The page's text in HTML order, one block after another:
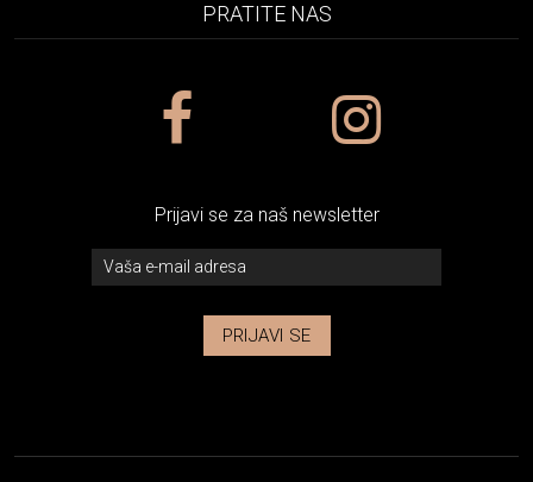
PRATITE NAS
Prijavi se za naš newsletter
PRIJAVI SE